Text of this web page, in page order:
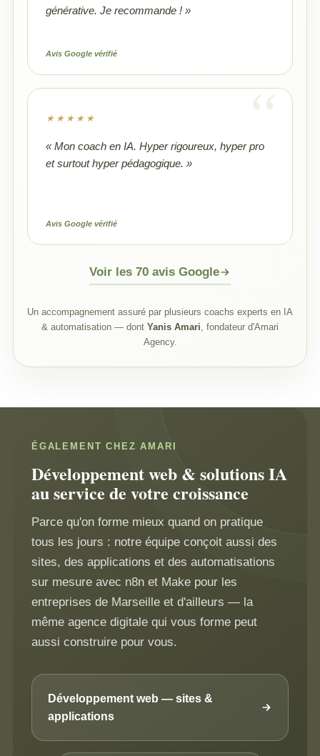
générative. Je recommande ! »
Avis Google vérifié
★★★★★
« Mon coach en IA. Hyper rigoureux, hyper pro
et surtout hyper pédagogique. »
Avis Google vérifié
Voir les 70 avis Google
Un accompagnement assuré par plusieurs coachs experts en IA
& automatisation — dont Yanis Amari , fondateur d'Amari
Agency.
ÉGALEMENT CHEZ AMARI
Développement web & solutions IA
au service de votre croissance
Parce qu'on forme mieux quand on pratique
tous les jours : notre équipe conçoit aussi des
sites, des applications et des automatisations
sur mesure avec n8n et Make pour les
entreprises de Marseille et d'ailleurs — la
même agence digitale qui vous forme peut
aussi construire pour vous.
Développement web — sites &
applications